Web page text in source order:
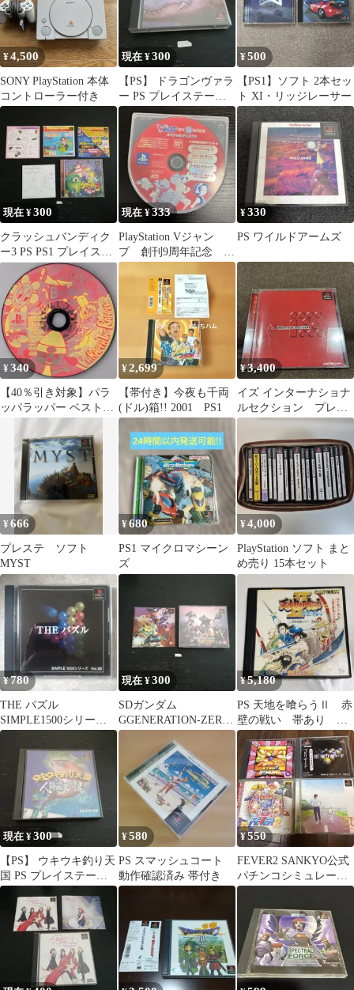
¥4,500
SONY PlayStation 本体
コントローラー付き
現在 ¥300
【PS】 ドラゴンヴァラ
ー PS プレイステーシ
ョン PS1
¥500
【PS1】ソフト 2本セッ
ト XI・リッジレーサー
現在 ¥300
クラッシュバンディク
ー3 PS PS1 プレイステ
ーション
現在 ¥333
PlayStation Vジャン
プ 創刊9周年記念 ス
ペシャルディスク
¥330
PS ワイルドアームズ
¥340
【40％引き対象】パラ
ッパラッパー ベスト
¥2,699
【帯付き】今夜も千両
(ドル)箱!! 2001 PS1
¥3,400
イズ インターナショナ
ルセクション プレイ
ステーション
¥666
プレステ ソフト
MYST
¥680
PS1 マイクロマシーン
ズ
¥4,000
PlayStation ソフト まと
め売り 15本セット
¥780
THE パズル
SIMPLE1500シリーズ
Vol.20
現在 ¥300
SDガンダム
GGENERATION-ZERO
ジージェネレーション
¥5,180
PS 天地を喰らうⅡ 赤
壁の戦い 帯あり ゲ
ームソフト
現在 ¥300
【PS】 ウキウキ釣り天
国 PS プレイステーシ
ョン PS1
¥580
PS スマッシュコート
動作確認済み 帯付き
¥550
FEVER2 SANKYO公式
パチンコシミュレーシ
ョンほかPSソフト4本